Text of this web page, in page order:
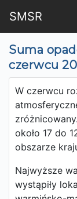
SMSR
Suma
czerwcu
W czerwcu
około 17 do
obszarze
Najwyższe
wystąpiły